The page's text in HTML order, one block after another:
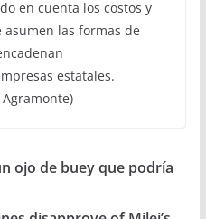
en cuenta los costos y
las formas de
estatales.
ojo de buey que podría